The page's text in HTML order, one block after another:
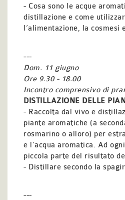
- Cosa sono le acque
distillazione e come
l’alimentazione, la cosmesi
---
Dom. 11 giugno
Ore 9.30 - 18.00
Incontro comprensivo di
DISTILLAZIONE DELLE
- Raccolta dal vivo e
piante aromatiche (a
rosmarino o alloro) per
e l’acqua aromatica. Ad
piccola parte del risultato
- Distillare secondo la
---